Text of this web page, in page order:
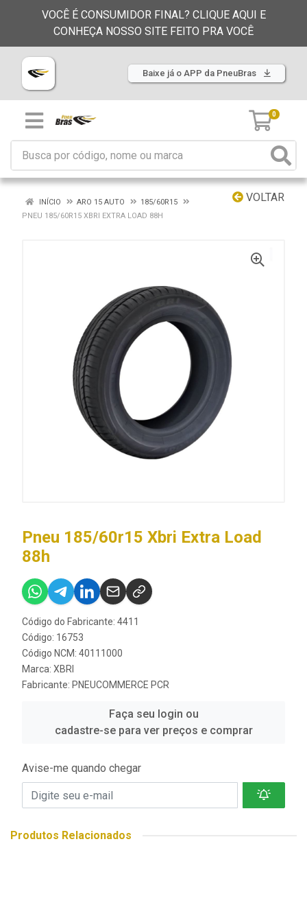
VOCÊ É CONSUMIDOR FINAL? CLIQUE AQUI E
CONHEÇA NOSSO SITE FEITO PRA VOCÊ
Baixe já o APP da PneuBras
0
VOLTAR
INÍCIO ARO 15 AUTO
185/60R15
PNEU 185/60R15 XBRI EXTRA LOAD 88H
Pneu 185/60r15 Xbri Extra Load
88h
Código do Fabricante: 4411
Código: 16753
Código NCM: 40111000
Marca: XBRI
Fabricante: PNEUCOMMERCE PCR
Faça seu login ou
cadastre-se para ver preços e comprar
Avise-me quando chegar
Produtos Relacionados